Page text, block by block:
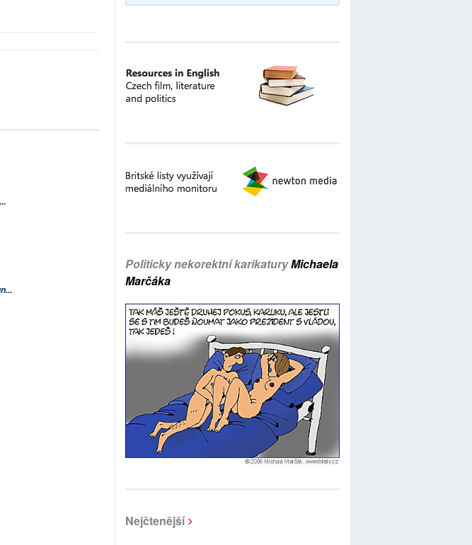
Politicky nekorektní karikaturyMichaela
Marčáka
Nejčtenější